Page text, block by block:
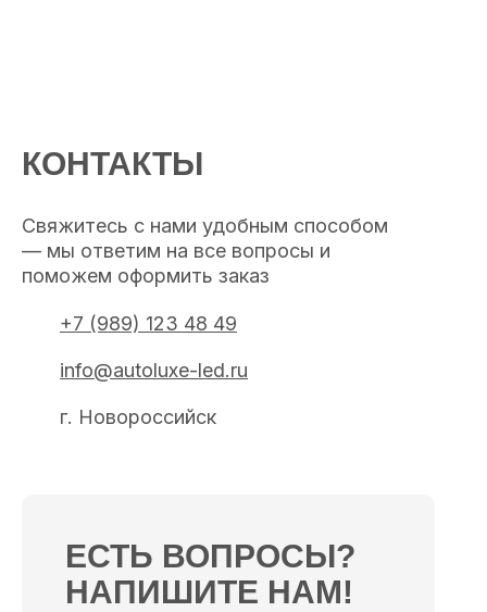
КОНТАКТЫ
ЕСТЬ ВОПРОСЫ?
НАПИШИТЕ НАМ!
Свяжитесь с нами удобным способом
— мы ответим на все вопросы и
поможем оформить заказ
+7 (989) 123 48 49
info@autoluxe-led.ru
г. Новороссийск